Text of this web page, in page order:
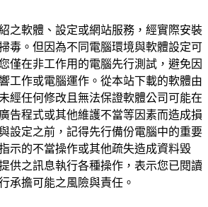
之軟體、設定或網站服務，經實際安裝
毒。但因為不同電腦環境與軟體設定可
僅在非工作用的電腦先行測試，避免因
工作或電腦運作。從本站下載的軟體由
經任何修改且無法保證軟體公司可能在
告程式或其他維護不當等因素而造成損
設定之前，記得先行備份電腦中的重要
示的不當操作或其他疏失造成資料毀
供之訊息執行各種操作，表示您已閱讀
承擔可能之風險與責任。